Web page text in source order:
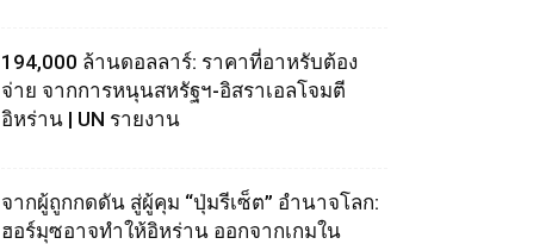
194,000 ล้านดอลลาร์: ราคาที่อาหรับต้อง
จ่าย จากการหนุนสหรัฐฯ‑อิสราเอลโจมตี
อิหร่าน | UN รายงาน
จากผู้ถูกกดดัน สู่ผู้คุม “ปุ่มรีเซ็ต” อำนาจโลก:
ฮอร์มุซอาจทำให้อิหร่าน ออกจากเกมใน